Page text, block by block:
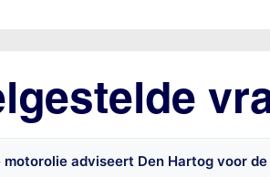
motorolie adviseert Den Hartog voor